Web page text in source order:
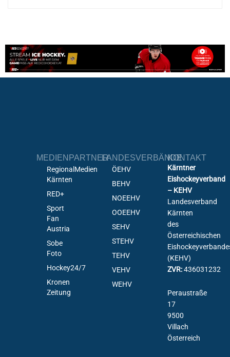
MEDIENPARTNER
RegionalMedien
Kärnten
RED+
Sport
Fan
Austria
Sobe
Foto
Hockey24/7
Kronen
Zeitung
LANDESVERBÄNDE
ÖEHV
BEHV
NOEEHV
OOEEHV
SEHV
STEHV
TEHV
VEHV
WEHV
KONTAKT
Kärntner
Eishockeyverband
– KEHV
Landesverband
Kärnten
des
Österreichischen
(KEHV)
ZVR:436031232
Peraustraße
17
9500
Villach
Österreich